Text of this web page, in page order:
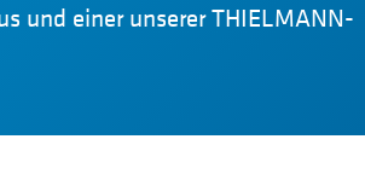
und einer unserer THIELMANN-